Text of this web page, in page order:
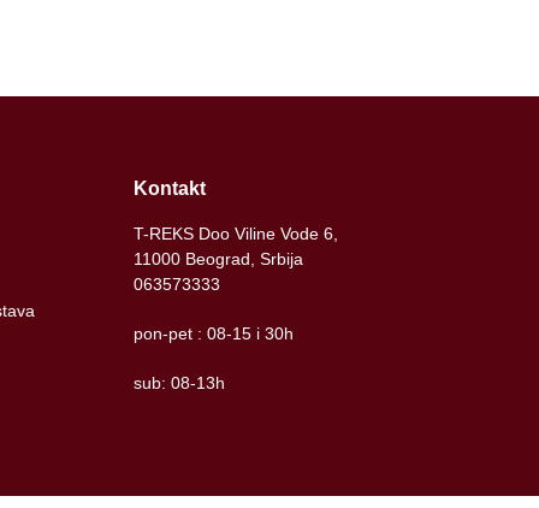
Kontakt
T-REKS Doo Viline Vode 6,
11000 Beograd, Srbija
063573333
pon-pet : 08-15 i 30h
sub: 08-13h